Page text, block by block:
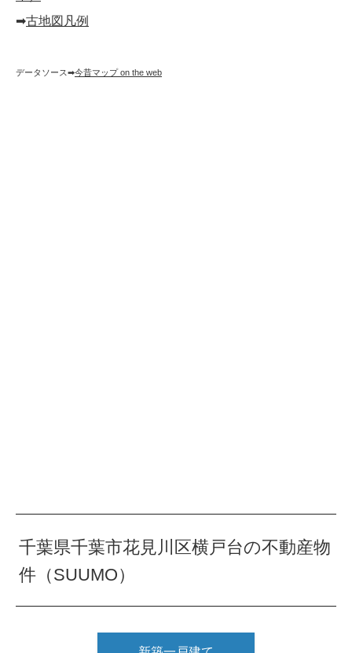
➡︎古地図凡例
データソース➡︎今昔マップ on the web
千葉県千葉市花見川区横戸台の不動産物
件（SUUMO）